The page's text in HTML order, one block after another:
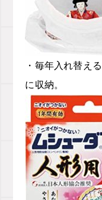
・毎年入れ替える
に収納。